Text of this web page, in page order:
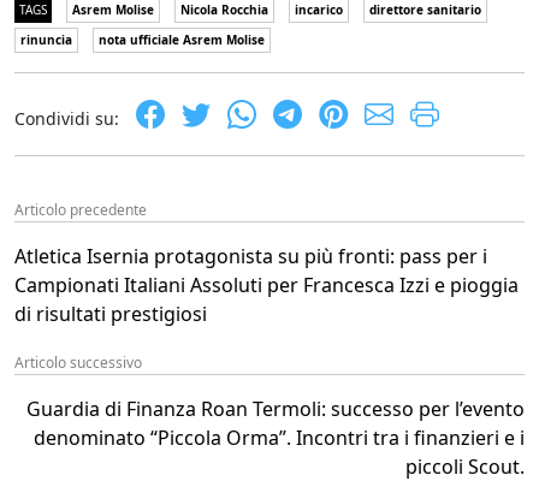
TAGS Asrem Molise Nicola Rocchia incarico
direttore sanitario
rinuncia
nota ufficiale Asrem Molise
Condividi su:
Articolo precedente
Atletica Isernia protagonista su più fronti: pass per i
Campionati Italiani Assoluti per Francesca Izzi e pioggia
di risultati prestigiosi
Articolo successivo
Guardia di Finanza Roan Termoli: successo per l’evento
denominato “Piccola Orma”. Incontri tra i finanzieri e i
piccoli Scout.